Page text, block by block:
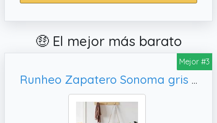
🤑 El mejor más barato
Mejor #3
Runheo Zapatero Sonoma gris 102 x 35 x 55 cm de madera con 2 cajones, cajonera